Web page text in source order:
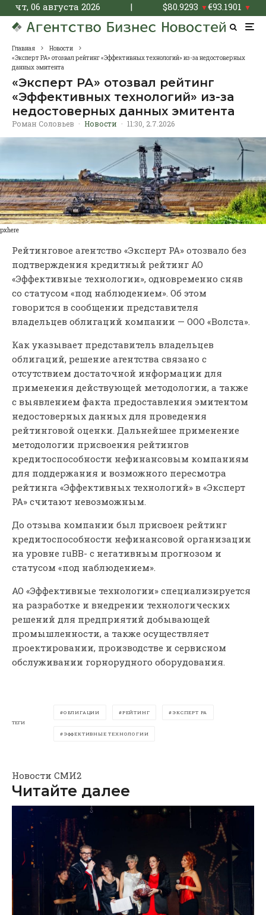
чт, 06 августа 2026 | $80.9293 ▼€93.1901 ▼
Главная
Новости
«Эксперт РА» отозвал рейтинг «Эффективных технологий» из-за недостоверных
данных эмитента
«Эксперт РА» отозвал рейтинг
«Эффективных технологий» из-за
недостоверных данных эмитента
Роман Соловьев · Новости · 11:30, 2.7.2026
pxhere
Рейтинговое агентство «Эксперт РА» отозвало без
подтверждения кредитный рейтинг АО
«Эффективные технологии», одновременно сняв
со статусом «под наблюдением». Об этом
говорится в сообщении представителя
владельцев облигаций компании — ООО «Волста».
Как указывает представитель владельцев
облигаций, решение агентства связано с
отсутствием достаточной информации для
применения действующей методологии, а также
с выявлением факта предоставления эмитентом
недостоверных данных для проведения
рейтинговой оценки. Дальнейшее применение
методологии присвоения рейтингов
кредитоспособности нефинансовым компаниям
для поддержания и возможного пересмотра
рейтинга «Эффективных технологий» в «Эксперт
РА» считают невозможным.
До отзыва компании был присвоен рейтинг
кредитоспособности нефинансовой организации
на уровне ruBB- с негативным прогнозом и
статусом «под наблюдением».
АО «Эффективные технологии» специализируется
на разработке и внедрении технологических
решений для предприятий добывающей
промышленности, а также осуществляет
проектировании, производстве и сервисном
обслуживании горнорудного оборудования.
ТЕГИ
ОБЛИГАЦИИ РЕЙТИНГ ЭКСПЕРТ РА
ЭФФЕКТИВНЫЕ ТЕХНОЛОГИИ
Новости СМИ2
Читайте далее